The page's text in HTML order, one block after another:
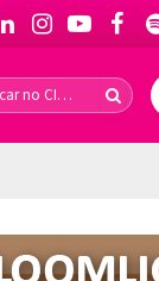
LinkedInInstagramYouTube